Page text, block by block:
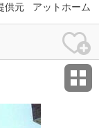
供元 アットホーム